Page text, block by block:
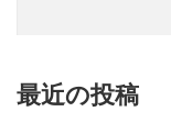
最近の投稿